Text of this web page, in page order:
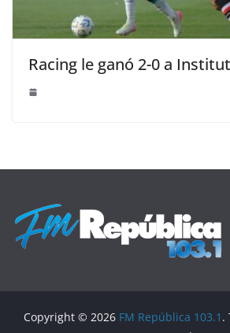
Racing le ganó 2-0 a
Copyright © 2026 FM República 103.1 .